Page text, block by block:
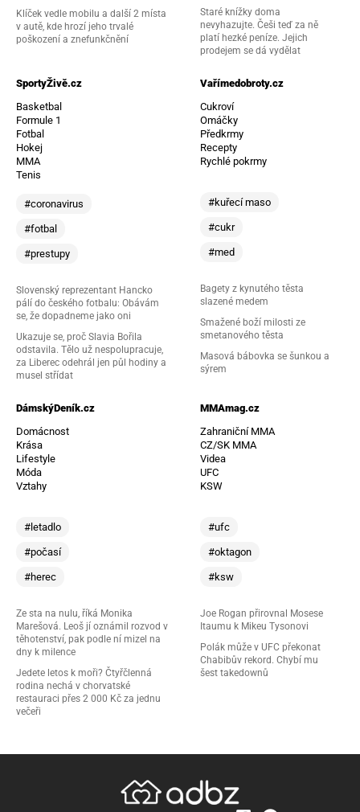
Klíček vedle mobilu a další 2 místa
v autě, kde hrozí jeho trvalé
poškození a znefunkčnění
Staré knížky doma
nevyhazujte. Češi teď za ně
platí hezké peníze. Jejich
prodejem se dá vydělat
SportyŽivě.cz
Basketbal
Formule 1
Fotbal
Hokej
MMA
Tenis
#coronavirus
#fotbal
#prestupy
Slovenský reprezentant Hancko
pálí do českého fotbalu: Obávám
se, že dopadneme jako oni
Ukazuje se, proč Slavia Bořila
odstavila. Tělo už nespolupracuje,
za Liberec odehrál jen půl hodiny a
musel střídat
Vařímedobroty.cz
Cukroví
Omáčky
Předkrmy
Recepty
Rychlé pokrmy
#kuřecí maso
#cukr
#med
Bagety z kynutého těsta
slazené medem
Smažené boží milosti ze
smetanového těsta
Masová bábovka se šunkou a
sýrem
DámskýDeník.cz
Domácnost
Krása
Lifestyle
Móda
Vztahy
#letadlo
#počasí
#herec
Ze sta na nulu, říká Monika
Marešová. Leoš jí oznámil rozvod v
těhotenství, pak podle ní mizel na
dny k milence
Jedete letos k moři? Čtyřčlenná
rodina nechá v chorvatské
restauraci přes 2 000 Kč za jednu
večeři
MMAmag.cz
Zahraniční MMA
CZ/SK MMA
Videa
UFC
KSW
#ufc
#oktagon
#ksw
Joe Rogan přirovnal Mosese
Itaumu k Mikeu Tysonovi
Polák může v UFC překonat
Chabibův rekord. Chybí mu
šest takedownů